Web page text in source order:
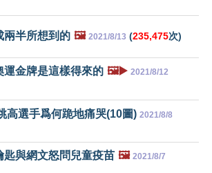
兩半所想到的 🖼️ 2021/8/13 (235,475次)
運金牌是這樣得來的 🖼️▶️ 2021/8/12
高選手爲何跪地痛哭(10圖) 2021/8/8
匙與網文怒問兒童疫苗 🖼️ 2021/8/7